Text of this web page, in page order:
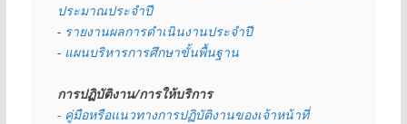
ประมาณประจำปี
- รายงานผลการดำเนินงานประจำปี
- แผนบริหารการศึกษาขั้นพื้นฐาน
การปฏิบัติงาน/การให้บริการ
- คู่มือหรือแนวทางการปฏิบัติงานของเจ้าหน้าที่